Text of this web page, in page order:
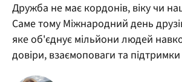
Prosecco Time
Дружба не має кордонів, віку чи
Саме тому Міжнародний день
яке об'єднує мільйони людей
довіри, взаємоповаги та підтримки